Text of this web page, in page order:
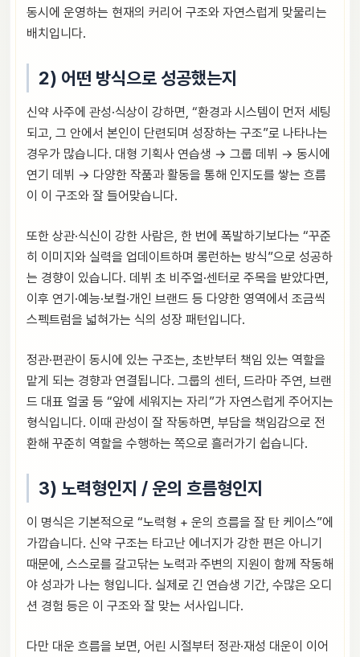
동시에 운영하는 현재의 커리어 구조와 자연스럽게 맞물리는
배치입니다.
2) 어떤 방식으로 성공했는지
신약 사주에 관성·식상이 강하면, “환경과 시스템이 먼저 세팅
되고, 그 안에서 본인이 단련되며 성장하는 구조”로 나타나는
경우가 많습니다. 대형 기획사 연습생 → 그룹 데뷔 → 동시에
연기 데뷔 → 다양한 작품과 활동을 통해 인지도를 쌓는 흐름
이 이 구조와 잘 들어맞습니다.
또한 상관·식신이 강한 사람은, 한 번에 폭발하기보다는 “꾸준
히 이미지와 실력을 업데이트하며 롱런하는 방식”으로 성공하
는 경향이 있습니다. 데뷔 초 비주얼·센터로 주목을 받았다면,
이후 연기·예능·보컬·개인 브랜드 등 다양한 영역에서 조금씩
스펙트럼을 넓혀가는 식의 성장 패턴입니다.
정관·편관이 동시에 있는 구조는, 초반부터 책임 있는 역할을
맡게 되는 경향과 연결됩니다. 그룹의 센터, 드라마 주연, 브랜
드 대표 얼굴 등 “앞에 세워지는 자리”가 자연스럽게 주어지는
형식입니다. 이때 관성이 잘 작동하면, 부담을 책임감으로 전
환해 꾸준히 역할을 수행하는 쪽으로 흘러가기 쉽습니다.
3) 노력형인지 / 운의 흐름형인지
이 명식은 기본적으로 “노력형 + 운의 흐름을 잘 탄 케이스”에
가깝습니다. 신약 구조는 타고난 에너지가 강한 편은 아니기
때문에, 스스로를 갈고닦는 노력과 주변의 지원이 함께 작동해
야 성과가 나는 형입니다. 실제로 긴 연습생 기간, 수많은 오디
션 경험 등은 이 구조와 잘 맞는 서사입니다.
다만 대운 흐름을 보면, 어린 시절부터 정관·재성 대운이 이어